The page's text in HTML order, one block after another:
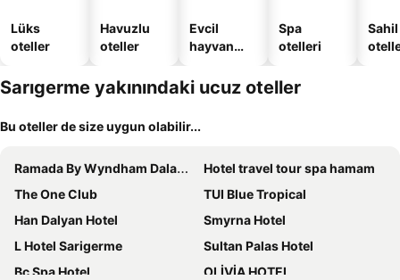
Lüks
oteller
Havuzlu
oteller
Evcil
hayvan
oteller
Spa
otelleri
Sahil
Sarıgerme yakınındaki ucuz oteller
Bu oteller de size uygun olabilir...
Ramada By Wyndham Dalaman
Hotel travel tour spa hamam
The One Club
TUI Blue Tropical
Han Dalyan Hotel
Smyrna Hotel
L Hotel Sarigerme
Sultan Palas Hotel
Bc Spa Hotel
OLİVİA HOTEL